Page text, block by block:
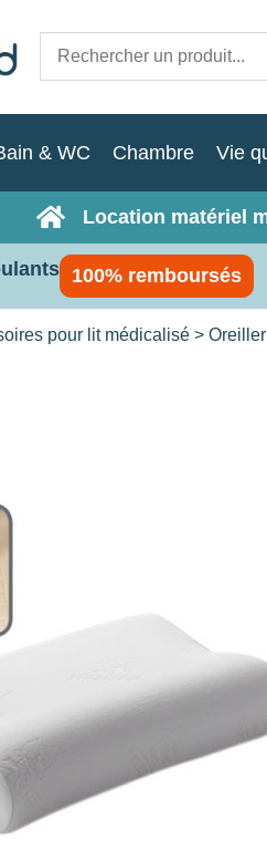
& WC Chambre Vie
Location matériel
100% remboursés
pour lit médicalisé >